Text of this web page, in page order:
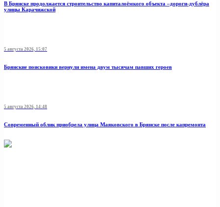
В Брянске продолжается строительство капиталоёмкого объекта –дороги-дублёра
улицы Карачижской
5 августа 2026, 15:07
Брянские поисковики вернули имена двум тысячам павших героев
5 августа 2026, 14:48
Современный облик приобрела улица Маяковского в Брянске после капремонта